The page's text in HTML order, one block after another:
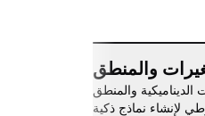
والمنطق
الديناميكية والمنطق